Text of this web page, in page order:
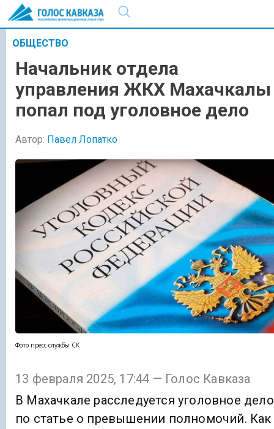
ОБЩЕСТВО
Начальник отдела
управления ЖКХ Махачкалы
попал под уголовное дело
Автор: Павел Лопатко
Фото пресс-службы СК
13 февраля 2025, 17:44 — Голос Кавказа
В Махачкале расследуется уголовное дело
по статье о превышении полномочий. Как